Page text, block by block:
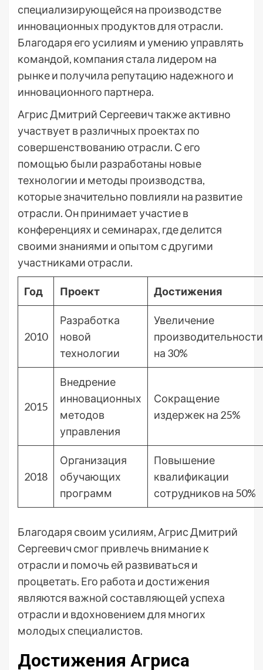
специализирующейся на производстве
инновационных продуктов для отрасли.
Благодаря его усилиям и умению управлять
командой, компания стала лидером на
рынке и получила репутацию надежного и
инновационного партнера.
Агрис Дмитрий Сергеевич также активно
участвует в различных проектах по
совершенствованию отрасли. С его
помощью были разработаны новые
технологии и методы производства,
которые значительно повлияли на развитие
отрасли. Он принимает участие в
конференциях и семинарах, где делится
своими знаниями и опытом с другими
участниками отрасли.
Год Проект Достижения
2010
Разработка
новой
технологии
Увеличение
производительности
на 30%
2015
Внедрение
инновационных
методов
управления
Сокращение
издержек на 25%
2018
Организация
обучающих
программ
Повышение
квалификации
сотрудников на 50%
Благодаря своим усилиям, Агрис Дмитрий
Сергеевич смог привлечь внимание к
отрасли и помочь ей развиваться и
процветать. Его работа и достижения
являются важной составляющей успеха
отрасли и вдохновением для многих
молодых специалистов.
Достижения Агриса